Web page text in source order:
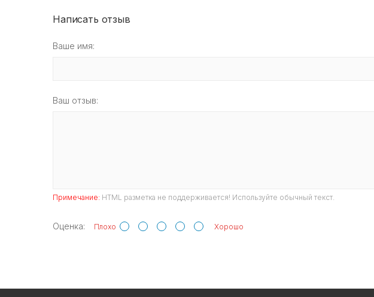
Написать отзыв
Ваше имя:
Ваш отзыв:
Примечание: HTML разметка не поддерживается! Используйте обычный текст.
Оценка: Плохо Хорошо